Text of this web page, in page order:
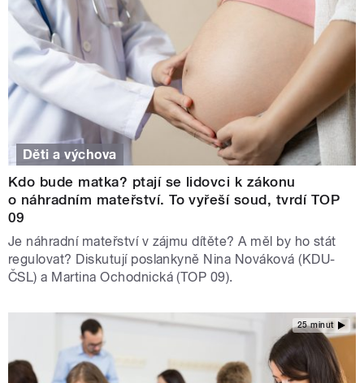
Děti a výchova
Kdo bude matka? ptají se lidovci k zákonu
o náhradním mateřství. To vyřeší soud, tvrdí TOP
09
Je náhradní mateřství v zájmu dítěte? A měl by ho stát
regulovat? Diskutují poslankyně Nina Nováková (KDU-
ČSL) a Martina Ochodnická (TOP 09).
25 minut